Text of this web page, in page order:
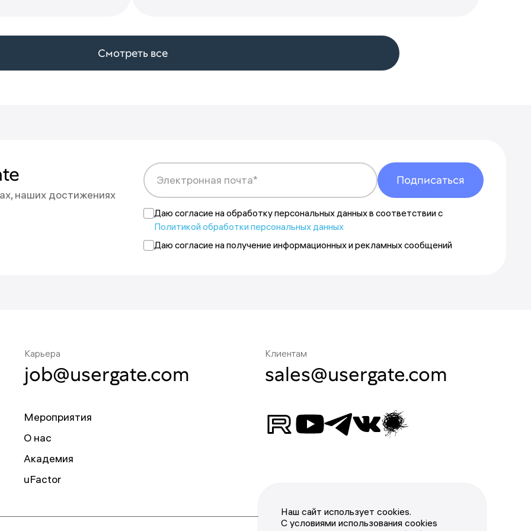
Смотреть все
наших достижениях
Электронная почта* Подписаться
Даю согласие на обработку персональных данных в соответствии с
Политикой обработки персональных данных
Даю согласие на получение информационных и рекламных сообщений
новости
{{email}}.
момент.
Указать другой адрес
Карьера
job@usergate.com
Клиентам
sales@usergate.com
Мероприятия
О нас
Академия
uFactor
Наш сайт использует cookies.
С условиями использования cookies